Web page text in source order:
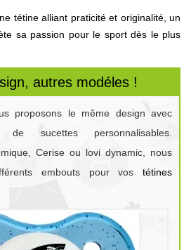
tétine alliant praticité et originalité, un
sa passion pour le sport dès le plus
autres modéles !
proposons le même design avec
de sucettes personnalisables.
Cerise ou lovi dynamic, nous
embouts pour vos tétines